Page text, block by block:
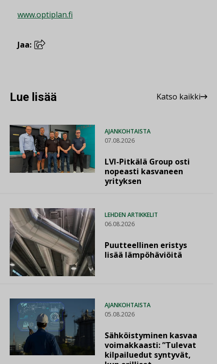
www.optiplan.fi
Jaa:
Lue lisää Katso kaikki
AJANKOHTAISTA
07.08.2026
LVI-Pitkälä Group osti
nopeasti kasvaneen
yrityksen
LEHDEN ARTIKKELIT
06.08.2026
Puutteellinen eristys
lisää lämpöhäviöitä
AJANKOHTAISTA
05.08.2026
Sähköistyminen kasvaa
voimakkaasti: ”Tulevat
kilpailuedut syntyvät,